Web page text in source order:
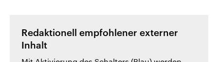
Redaktionell empfohlener externer
Inhalt